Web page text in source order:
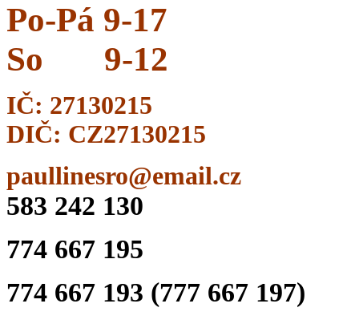
Po-Pá 9-17
So
9-12
IČ: 27130215
DIČ: CZ27130215
paullinesro@email.cz
583 242 130
774 667 195
774 667 193 (777 667 197)